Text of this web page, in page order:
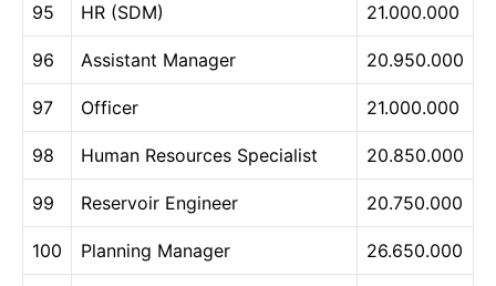
95 HR (SDM) 21.000.000
96 Assistant Manager 20.950.000
97 Officer 21.000.000
98 Human Resources Specialist 20.850.000
99 Reservoir Engineer 20.750.000
100 Planning Manager 26.650.000